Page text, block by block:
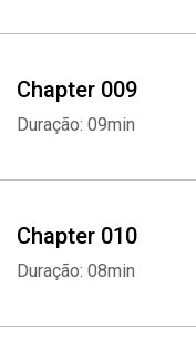
Chapter 009
Duração: 09min
Chapter 010
Duração: 08min